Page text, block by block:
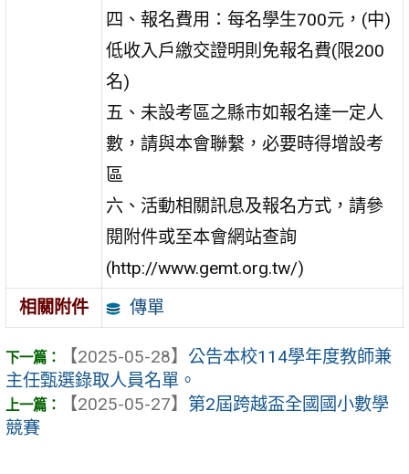
四、報名費用：每名學生700元，(中)
低收入戶繳交證明則免報名費(限200
名)
五、未設考區之縣市如報名達一定人
數，請與本會聯繫，必要時得增設考
區
六、活動相關訊息及報名方式，請參
閱附件或至本會網站查詢
(http://www.gemt.org.tw/)
相關附件
傳單
【2025-05-28】 公告本校114學年度教師兼
主任甄選錄取人員名單。
【2025-05-27】 第2屆跨越盃全國國小數學
競賽